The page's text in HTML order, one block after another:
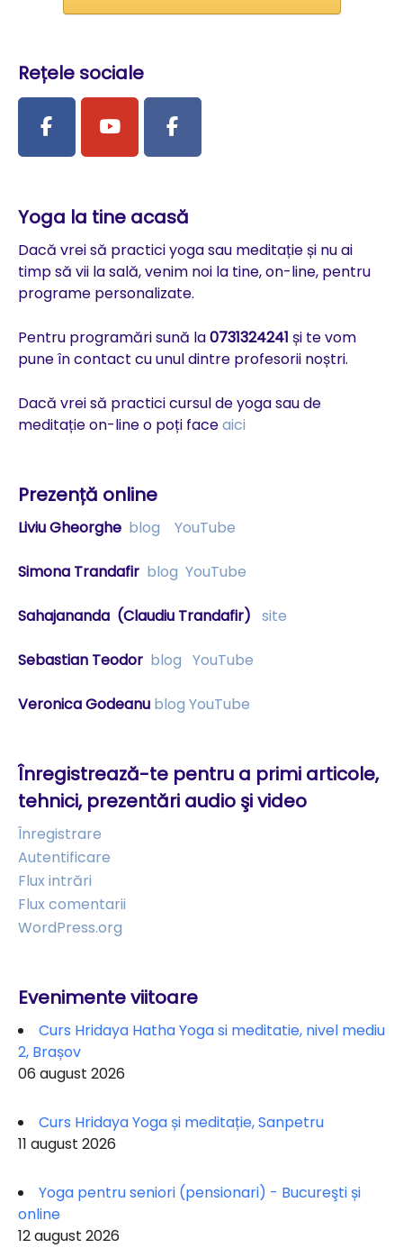
Rețele sociale
Yoga la tine acasă
Dacă vrei să practici yoga sau meditație și nu ai
timp să vii la sală, venim noi la tine, on-line, pentru
programe personalizate.
Pentru programări sună la0731324241 și te vom
pune în contact cu unul dintre profesorii noștri.
Dacă vrei să practici cursul de yoga sau de
meditație on-line o poți faceaici
Prezență online
Liviu Gheorghe blog YouTube
Simona Trandafir blog YouTube
Sahajananda (Claudiu Trandafir) site
Sebastian Teodor blog YouTube
Veronica Godeanu blog YouTube
Înregistrează-te pentru a primi articole,
tehnici, prezentări audio şi video
Înregistrare
Autentificare
Flux intrări
Flux comentarii
WordPress.org
Evenimente viitoare
Curs Hridaya Hatha Yoga si meditatie, nivel mediu
2, Brașov
06 august 2026
Curs Hridaya Yoga și meditație, Sanpetru
11 august 2026
Yoga pentru seniori (pensionari) - Bucureşti și
online
12 august 2026